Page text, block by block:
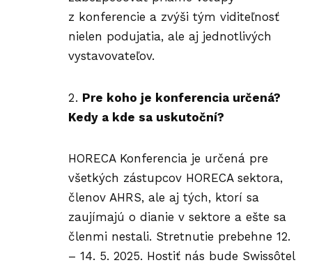
z konferencie a zvýši tým viditeľnosť
nielen podujatia, ale aj jednotlivých
vystavovateľov.
Pre koho je konferencia určená?
Kedy a kde sa uskutoční?
HORECA Konferencia je určená pre
všetkých zástupcov HORECA sektora,
členov AHRS, ale aj tých, ktorí sa
zaujímajú o dianie v sektore a ešte sa
členmi nestali. Stretnutie prebehne 12.
– 14. 5. 2025. Hostiť nás bude Swissôtel